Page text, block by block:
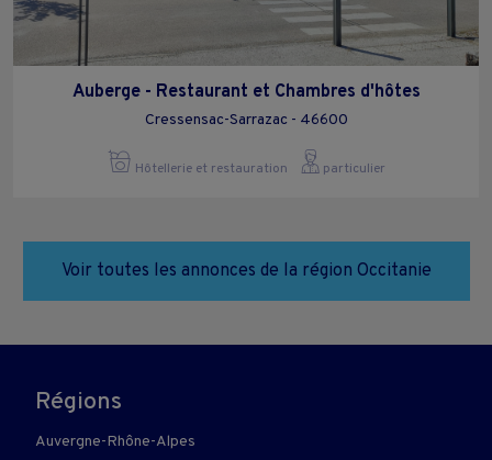
Auberge - Restaurant et Chambres d'hôtes
Cressensac-Sarrazac - 46600
Hôtellerie et restauration particulier
Voir toutes les annonces de la région Occitanie
Régions
Auvergne-Rhône-Alpes